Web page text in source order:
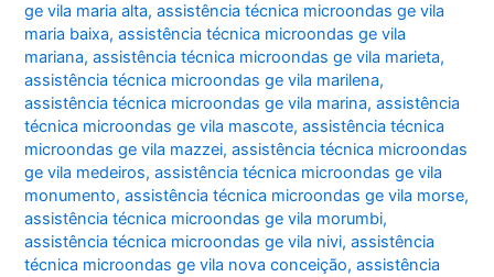
ge vila maria alta,assistência técnica microondas ge vila
maria baixa,assistência técnica microondas ge vila
mariana,assistência técnica microondas ge vila marieta,
assistência técnica microondas ge vila marilena,
assistência técnica microondas ge vila marina,assistência
técnica microondas ge vila mascote,assistência técnica
microondas ge vila mazzei,assistência técnica microondas
ge vila medeiros,assistência técnica microondas ge vila
monumento,assistência técnica microondas ge vila morse,
assistência técnica microondas ge vila morumbi,
assistência técnica microondas ge vila nivi,assistência
técnica microondas ge vila nova conceição,assistência